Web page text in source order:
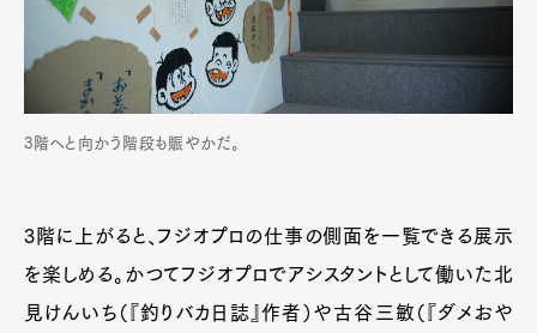
3階へと向かう階段も賑やかだ。
3階に上がると、フジオプロの仕事の側面を一覧できる展示
を楽しめる。かつてフジオプロでアシスタントとして働いた北
見けんいち（『釣りバカ日誌』作者）や古谷三敏（『ダメおや